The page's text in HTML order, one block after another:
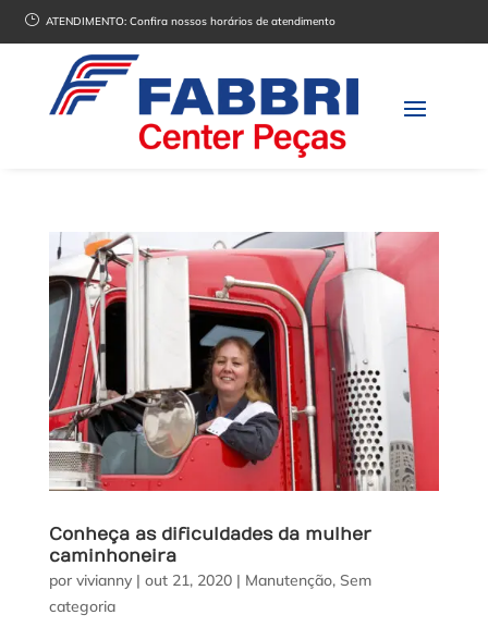
} ATENDIMENTO:Confira nossos horários de atendimento
Conheça as dificuldades da mulher
caminhoneira
por vivianny| out 21, 2020| Manutenção, Sem
categoria